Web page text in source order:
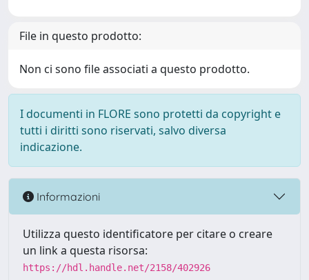
File in questo prodotto:
Non ci sono file associati a questo prodotto.
I documenti in FLORE sono protetti da copyright e
tutti i diritti sono riservati, salvo diversa
indicazione.
Informazioni
Utilizza questo identificatore per citare o creare
un link a questa risorsa:
https://hdl.handle.net/2158/402926